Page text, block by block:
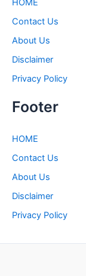
HOME
Contact Us
About Us
Disclaimer
Privacy Policy
Footer
HOME
Contact Us
About Us
Disclaimer
Privacy Policy